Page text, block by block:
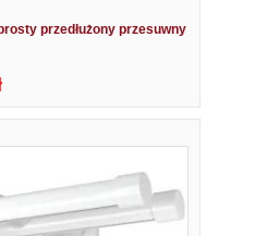
przedłużony przesuwny